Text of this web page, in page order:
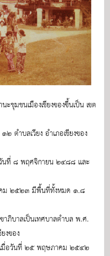
ชุมชนเมืองเชียงของขึ้นเป็น เขต
ตำบลเวียง อำเภอเชียงของ
วันที่ ๘ พฤศจิกายน ๒๔๘๘ และ
าคม ๒๕๒๓ มีพื้นที่ทั้งหมด ๑.๘
ภิบาลเป็นเทศบาลตำบล พ.ศ.
งของ
เมื่อวันที่ ๒๕ พฤษภาคม ๒๕๔๒